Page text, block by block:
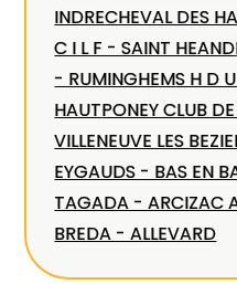
INDRECHEVAL DES
C I L F - SAINT HEAND
- RUMINGHEMS H D
HAUTPONEY CLUB
VILLENEUVE LES
EYGAUDS - BAS EN
TAGADA - ARCIZAC
BREDA - ALLEVARD